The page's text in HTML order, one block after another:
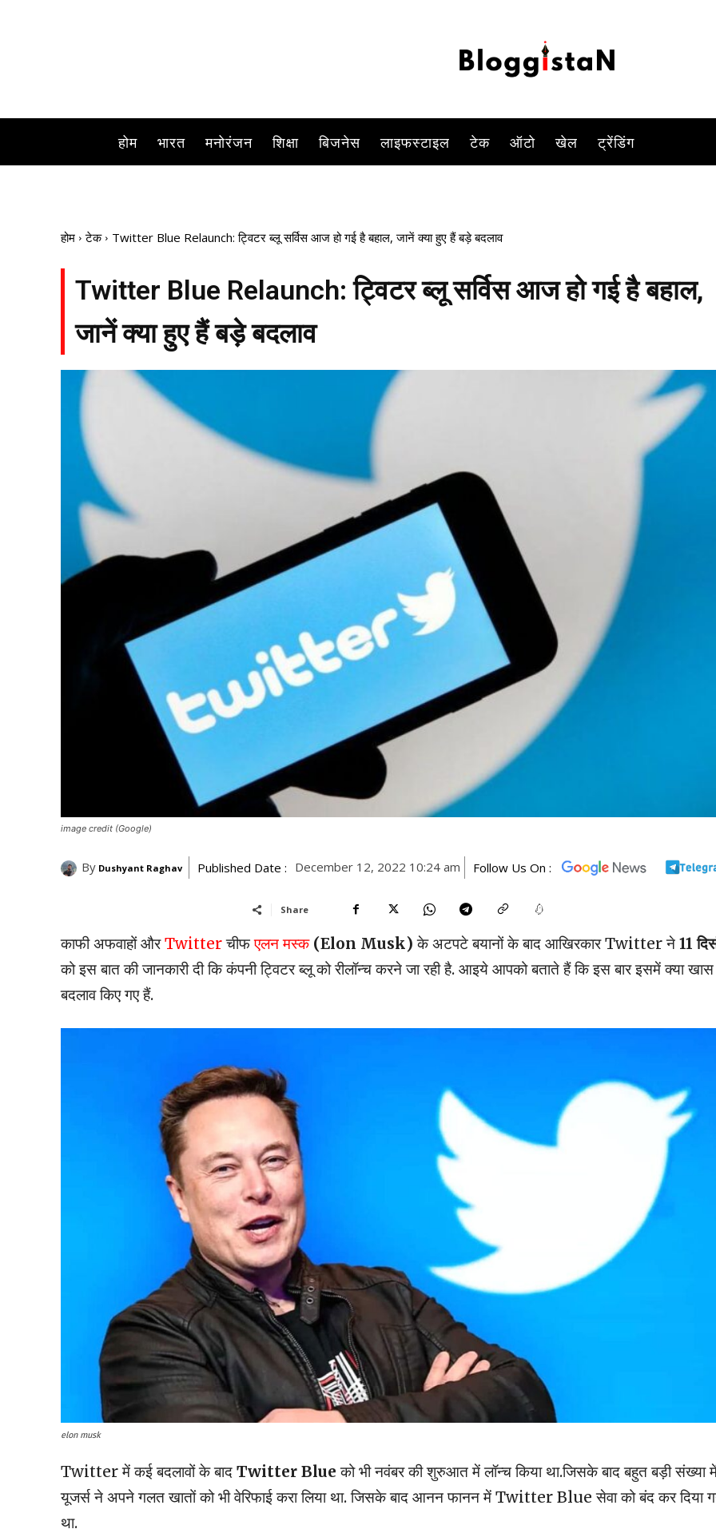
होम भारत मनोरंजन शिक्षा बिजनेस लाइफस्टाइल टेक ऑटो खेल ट्रेंडिंग
होम टेक Twitter Blue Relaunch: ट्विटर ब्लू सर्विस आज हो गई है बहाल, जानें क्या हुए हैं बड़े बदलाव
Twitter Blue Relaunch: ट्विटर ब्लू सर्विस आज हो गई है बहाल,
जानें क्या हुए हैं बड़े बदलाव
image credit (Google)
By Dushyant Raghav Published Date : December 12, 2022 10:24 am Follow Us On :
Share
काफी अफवाहों औरTwitterचीफएलन मस्क (Elon Musk) के अटपटे बयानों के बाद आखिरकार Twitter ने 11
को इस बात की जानकारी दी कि कंपनी ट्विटर ब्लू को रीलॉन्च करने जा रही है. आइये आपको बताते हैं कि इस बार इसमें क्या खास
बदलाव किए गए हैं.
elon musk
Twitter में कई बदलावों के बाद Twitter Blueको भी नवंबर की शुरुआत में लॉन्च किया था.जिसके बाद बहुत बड़ी संख्या
यूजर्स ने अपने गलत खातों को भी वेरिफाई करा लिया था. जिसके बाद आनन फानन में Twitter Blue सेवा को बंद कर दिया
था.